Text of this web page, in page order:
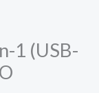
1 (USB-